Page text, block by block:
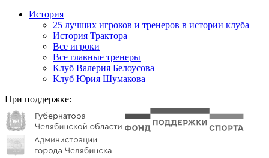
История
25 лучших игроков и тренеров в истории клуба
История Трактора
Все игроки
Все главные тренеры
Клуб Валерия Белоусова
Клуб Юрия Шумакова
При поддержке: